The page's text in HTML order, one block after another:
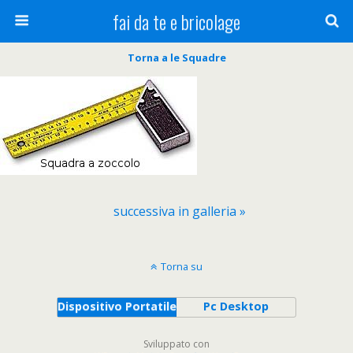
fai da te e bricolage
Torna a le Squadre
successiva in galleria »
Torna su
Dispositivo Portatile Pc Desktop
Sviluppato con